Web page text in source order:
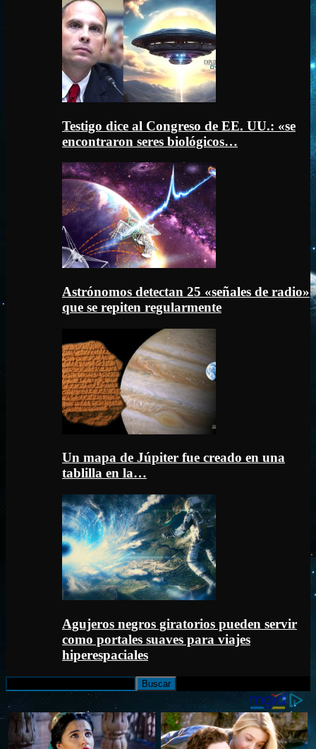
Testigo dice al Congreso de EE. UU.: «se
encontraron seres biológicos…
Astrónomos detectan 25 «señales de radio»
que se repiten regularmente
Un mapa de Júpiter fue creado en una
tablilla en la…
Agujeros negros giratorios pueden servir
como portales suaves para viajes
hiperespaciales